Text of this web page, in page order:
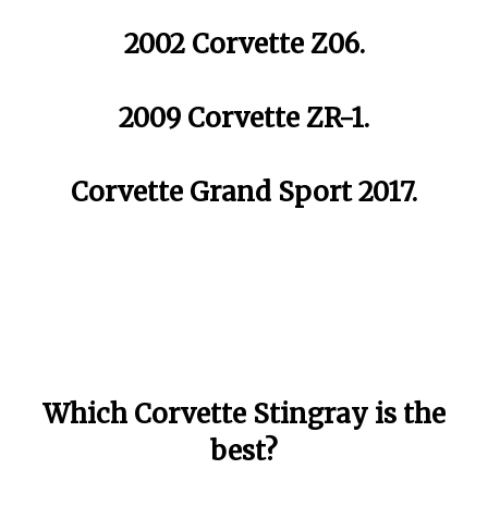
2002 Corvette Z06.
2009 Corvette ZR-1.
Corvette Grand Sport 2017.
Which Corvette Stingray is the
best?